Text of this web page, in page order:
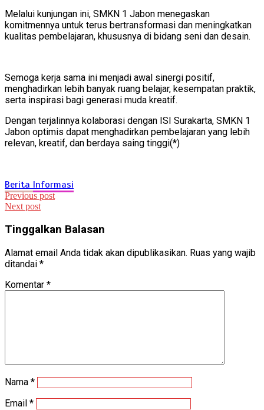
Melalui kunjungan ini, SMKN 1 Jabon menegaskan
komitmennya untuk terus bertransformasi dan meningkatkan
kualitas pembelajaran, khususnya di bidang seni dan desain.
Semoga kerja sama ini menjadi awal sinergi positif,
menghadirkan lebih banyak ruang belajar, kesempatan praktik,
serta inspirasi bagi generasi muda kreatif.
Dengan terjalinnya kolaborasi dengan ISI Surakarta, SMKN 1
Jabon optimis dapat menghadirkan pembelajaran yang lebih
relevan, kreatif, dan berdaya saing tinggi(*)
Berita Informasi
Navigasi
pos
Previous post
Next post
Tinggalkan Balasan
Alamat email Anda tidak akan dipublikasikan. Ruas yang wajib
ditandai *
Komentar *
Nama *
Email *